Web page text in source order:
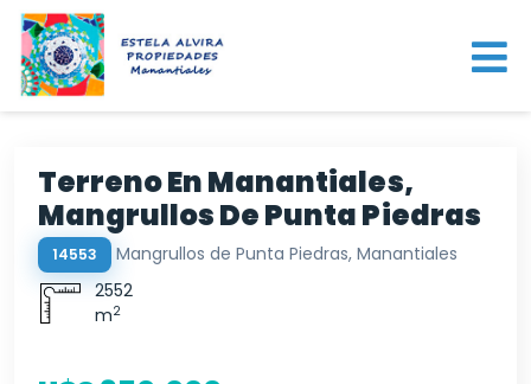
Terreno En Manantiales,
Mangrullos De Punta Piedras
14553
Mangrullos de Punta Piedras, Manantiales
2552
m2